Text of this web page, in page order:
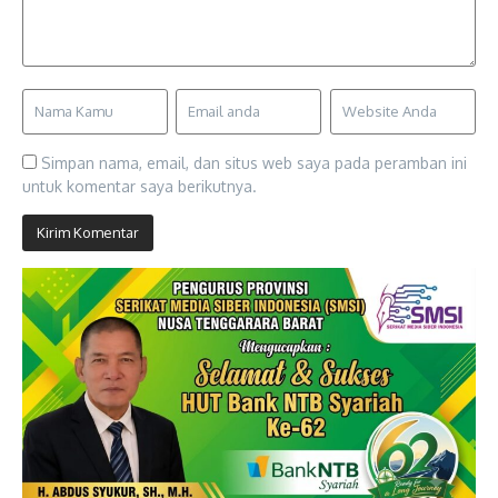
Simpan nama, email, dan situs web saya pada peramban ini
untuk komentar saya berikutnya.